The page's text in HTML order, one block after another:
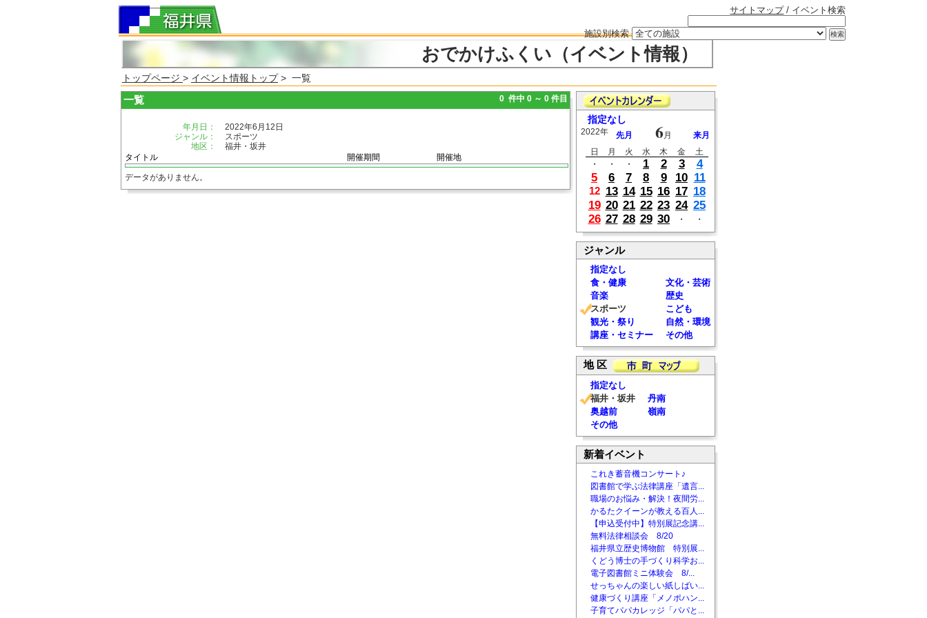
サイトマップ/ イベント検索
施設別検索
おでかけふくい（イベント情報）
トップページ > イベント情報トップ> 一覧
一覧 0 件中 0 ～ 0 件目
年月日：
2022年6月12日
ジャンル：
スポーツ
地区：
福井・坂井
タイトル
開催期間 開催地
データがありません。
指定なし
2022年 先月 6月
来月
日
月 火 水 木 金
土
・
・ ・ 1 2 3
4
5
6 7 8 9 10 11
12 13 14 15 16 17 18
19 20 21 22 23 24 25
26 27 28 29 30 ・ ・
ジャンル
指定なし
食・健康
文化・芸術
音楽
歴史
スポーツ
こども
観光・祭り
自然・環境
講座・セミナー
その他
地 区
指定なし
福井・坂井
丹南
奥越前
嶺南
その他
新着イベント
これき蓄音機コンサート♪
図書館で学ぶ法律講座「遺言...
職場のお悩み・解決！夜間労...
かるたクイーンが教える百人...
【申込受付中】特別展記念講...
無料法律相談会 8/20
福井県立歴史博物館 特別展...
くどう博士の手づくり科学お...
電子図書館ミニ体験会 8/...
せっちゃんの楽しい紙しばい...
健康づくり講座「メノポハン...
子育てパパカレッジ「パパと...